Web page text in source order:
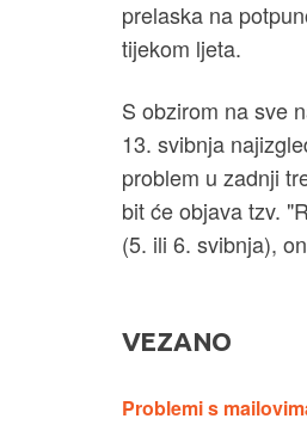
prelaska na
tijekom ljeta.
S obzirom na sve
13. svibnja
problem u zadnji
bit će objava tzv.
(5. ili 6. svibnja),
VEZANO
Problemi s